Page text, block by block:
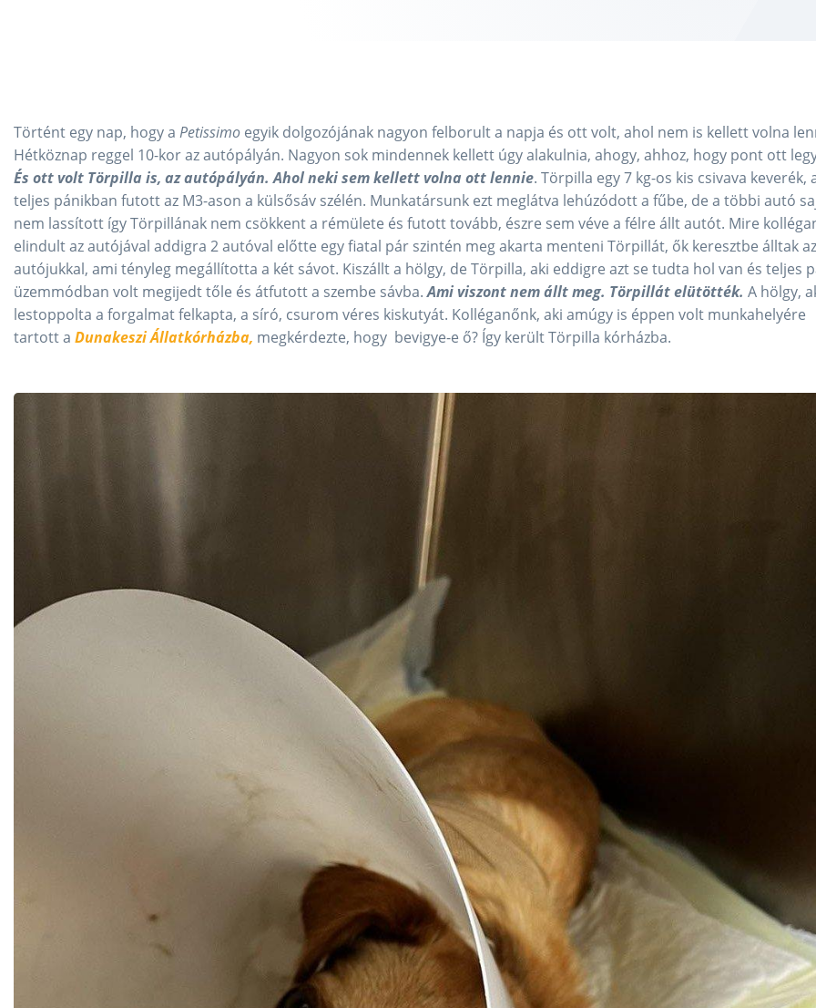
Történt egy nap, hogy a Petissimo egyik dolgozójának nagyon felborult a napja és ott volt, ahol nem is kellett volna
Hétköznap reggel 10-kor az autópályán. Nagyon sok mindennek kellett úgy alakulnia, ahogy, ahhoz, hogy pont ott
És ott volt Törpilla is, az autópályán. Ahol neki sem kellett volna ott lennie. Törpilla egy 7 kg-os kis csivava keverék,
teljes pánikban futott az M3-ason a külsősáv szélén. Munkatársunk ezt meglátva lehúzódott a fűbe, de a többi autó
nem lassított így Törpillának nem csökkent a rémülete és futott tovább, észre sem véve a félre állt autót. Mire
elindult az autójával addigra 2 autóval előtte egy fiatal pár szintén meg akarta menteni Törpillát, ők keresztbe álltak az
autójukkal, ami tényleg megállította a két sávot. Kiszállt a hölgy, de Törpilla, aki eddigre azt se tudta hol van és teljes
üzemmódban volt megijedt tőle és átfutott a szembe sávba.Ami viszont nem állt meg. Törpillát elütötték. A hölgy,
lestoppolta a forgalmat felkapta, a síró, csurom véres kiskutyát. Kolléganőnk, aki amúgy is éppen volt munkahelyére
tartott a Dunakeszi Állatkórházba, megkérdezte, hogy bevigye-e ő? Így került Törpilla kórházba.